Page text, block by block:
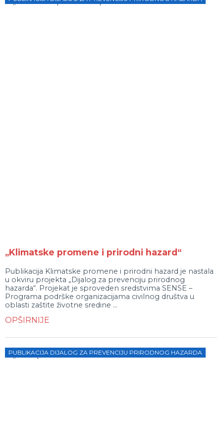
„Klimatske promene i prirodni hazard“
Publikacija Klimatske promene i prirodni hazard je nastala
u okviru projekta „Dijalog za prevenciju prirodnog
hazarda“. Projekat je sproveden sredstvima SENSE –
Programa podrške organizacijama civilnog društva u
oblasti zaštite životne sredine ...
OPŠIRNIJE
PUBLIKACIJA DIJALOG ZA PREVENCIJU PRIRODNOG HAZARDA